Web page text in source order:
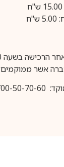
12:00 ובתיאום מראש בלבד.
ממוקמים ברחוב
60